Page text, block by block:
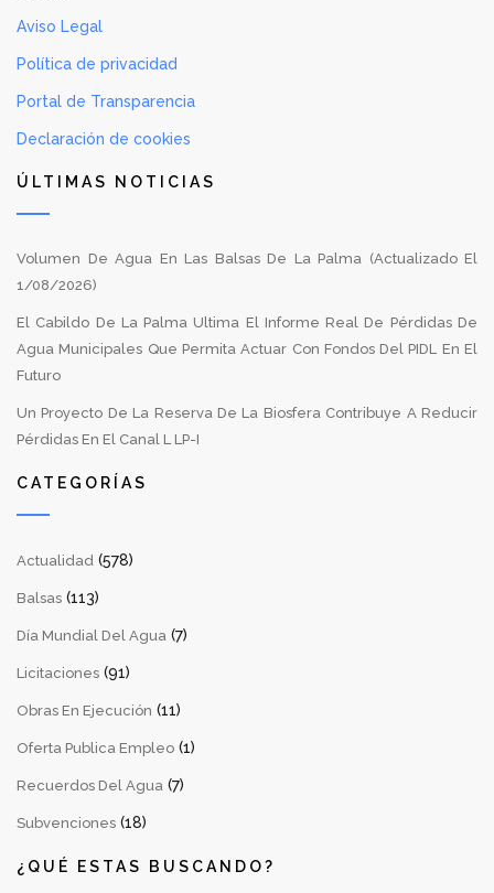
Aviso Legal
Política de privacidad
Portal de Transparencia
Declaración de cookies
ÚLTIMAS NOTICIAS
Volumen De Agua En Las Balsas De La Palma (Actualizado El
1/08/2026)
El Cabildo De La Palma Ultima El Informe Real De Pérdidas De
Agua Municipales Que Permita Actuar Con Fondos Del PIDL En El
Futuro
Un Proyecto De La Reserva De La Biosfera Contribuye A Reducir
Pérdidas En El Canal L LP-I
CATEGORÍAS
Actualidad (578)
Balsas (113)
Día Mundial Del Agua (7)
Licitaciones (91)
Obras En Ejecución (11)
Oferta Publica Empleo (1)
Recuerdos Del Agua (7)
Subvenciones (18)
¿QUÉ ESTAS BUSCANDO?